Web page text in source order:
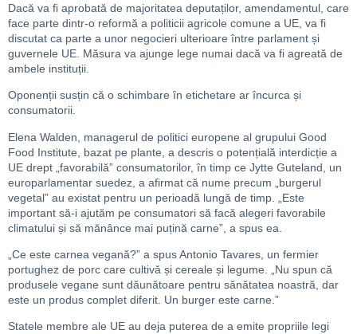
Dacă va fi aprobată de majoritatea deputaților, amendamentul, care
face parte dintr-o reformă a politicii agricole comune a UE, va fi
discutat ca parte a unor negocieri ulterioare între parlament și
guvernele UE. Măsura va ajunge lege numai dacă va fi agreată de
ambele instituții.
Oponenții susțin că o schimbare în etichetare ar încurca și
consumatorii.
Elena Walden, managerul de politici europene al grupului Good
Food Institute, bazat pe plante, a descris o potențială interdicție a
UE drept „favorabilă” consumatorilor, în timp ce Jytte Guteland, un
europarlamentar suedez, a afirmat că nume precum „burgerul
vegetal” au existat pentru un perioadă lungă de timp. „Este
important să-i ajutăm pe consumatori să facă alegeri favorabile
climatului și să mănânce mai puțină carne”, a spus ea.
„Ce este carnea vegană?” a spus Antonio Tavares, un fermier
portughez de porc care cultivă și cereale și legume. „Nu spun că
produsele vegane sunt dăunătoare pentru sănătatea noastră, dar
este un produs complet diferit. Un burger este carne.”
Statele membre ale UE au deja puterea de a emite propriile legi